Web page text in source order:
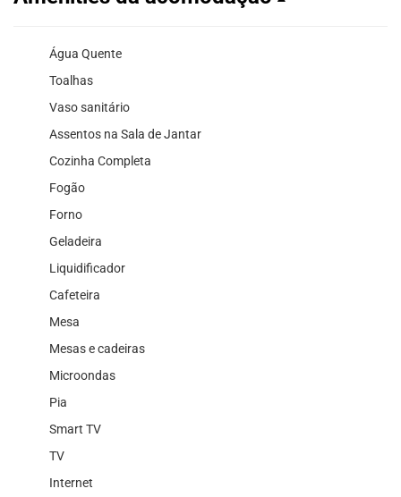
Água Quente
Toalhas
Vaso sanitário
Assentos na Sala de Jantar
Cozinha Completa
Fogão
Forno
Geladeira
Liquidificador
Cafeteira
Mesa
Mesas e cadeiras
Microondas
Pia
Smart TV
TV
Internet